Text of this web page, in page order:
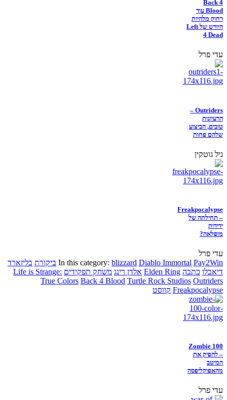
Back 4
Blood עוד
רחוק מלהיות
היורש של Left
4 Dead
עדי פרל
Outriders –
הרעיונות
טובים, הביצוע
שלהם פחות
גיל גוטקין
Freakpocalypse
– תחילתה של
ידידות
מופלאה?
עדי פרל
In this category: blizzard Diablo Immortal Pay2Win ביקורת בליזארד
דיאבלו כתבה Elden Ring אלדן רינג משחק תפקידים Life is Strange:
True Colors Back 4 Blood Turtle Rock Studios Outriders
Freakpocalypse קווסט
Zombie 100
– להפיק את
המיטב
מהאפוקליפסה
עדי פרל